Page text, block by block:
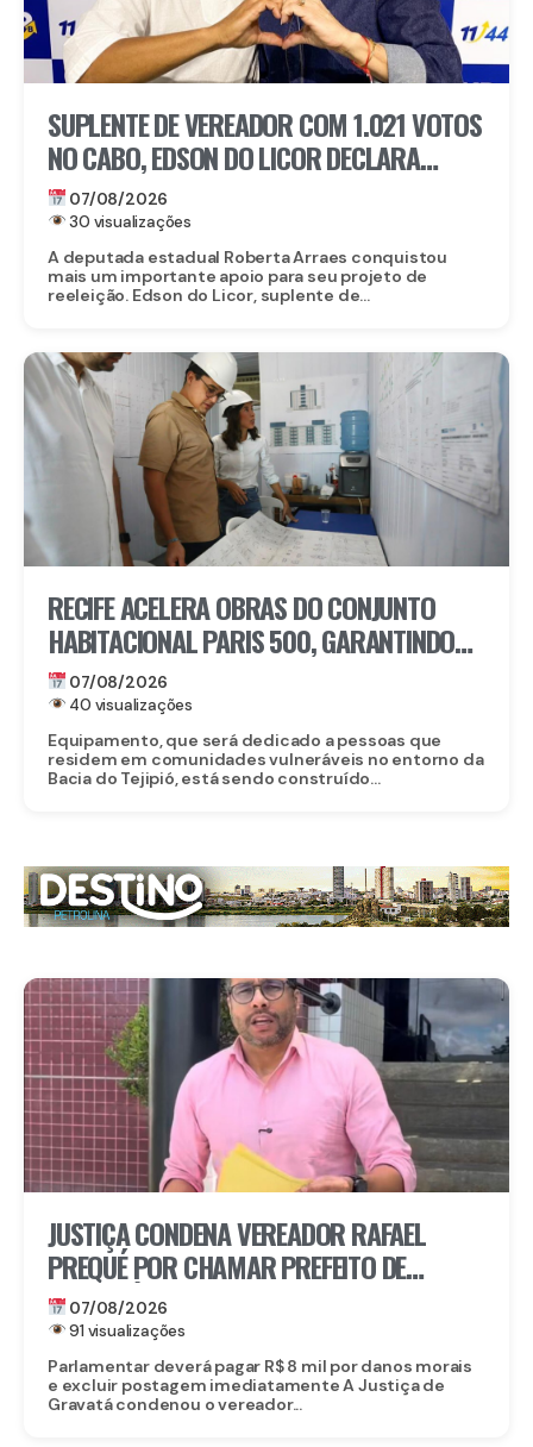
SUPLENTE DE VEREADOR COM 1.021 VOTOS
NO CABO, EDSON DO LICOR DECLARA
APOIO A ROBERTA ARRAES
07/08/2026
30 visualizações
A deputada estadual Roberta Arraes conquistou
mais um importante apoio para seu projeto de
reeleição. Edson do Licor, suplente de...
RECIFE ACELERA OBRAS DO CONJUNTO
HABITACIONAL PARIS 500, GARANTINDO
80 NOVAS MORADIAS
07/08/2026
40 visualizações
Equipamento, que será dedicado a pessoas que
residem em comunidades vulneráveis no entorno da
Bacia do Tejipió, está sendo construído...
JUSTIÇA CONDENA VEREADOR RAFAEL
PREQUÉ POR CHAMAR PREFEITO DE
GRAVATÁ DE “LADRÃO” E REFORÇA:
IMUNIDADE PARLAMENTAR NÃO PROTEGE
CALÚNIA
07/08/2026
91 visualizações
Parlamentar deverá pagar R$ 8 mil por danos morais
e excluir postagem imediatamente A Justiça de
Gravatá condenou o vereador...